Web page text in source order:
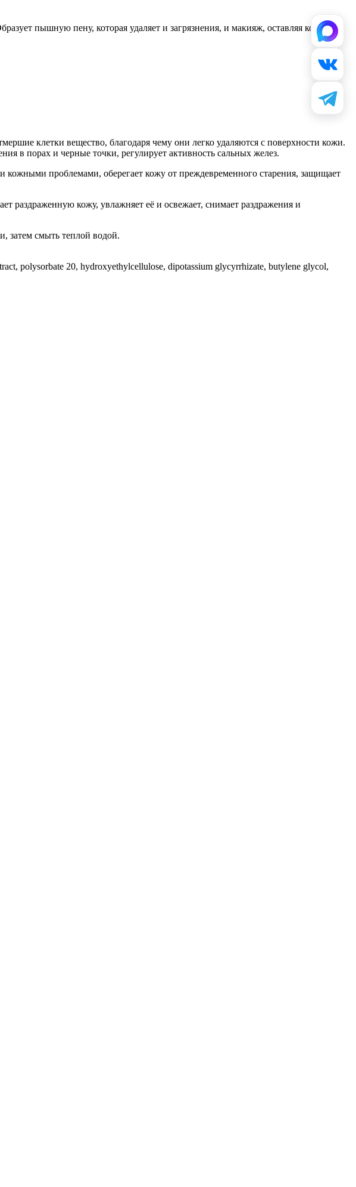
пышную пену, которая удаляет и загрязнения, и макияж, оставляя кожу
клетки вещество, благодаря чему они легко удаляются с поверхности кожи.
в порах и черные точки, регулирует активность сальных желез.
кожными проблемами, оберегает кожу от преждевременного старения, защищает
раздраженную кожу, увлажняет её и освежает, снимает раздражения и
затем смыть теплой водой.
polysorbate 20, hydroxyethylcellulose, dipotassium glycyrrhizate, butylene glycol,